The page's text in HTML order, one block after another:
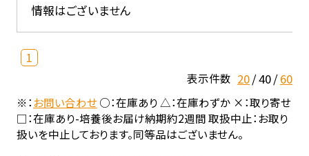
情報はございません
1
表示件数 20 40 60
※：お問い合わせ○：在庫あり △：在庫わずか ×：取り寄せ
□：在庫あり-培養後お届け納期約2週間 取扱中止：お取り
扱いを中止しております。同等品はございません。